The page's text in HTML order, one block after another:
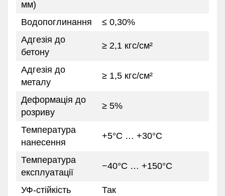
мм)
Водопоглинання
≤ 0,30%
Адгезія до
бетону
≥ 2,1 кгс/см²
Адгезія до
металу
≥ 1,5 кгс/см²
Деформація до
розриву
≥ 5%
Температура
нанесення
+5°C … +30°C
Температура
експлуатації
−40°C … +150°C
УФ-стійкість
Так